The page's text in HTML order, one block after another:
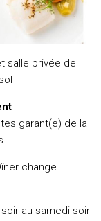
salle privée de
garant(e) de la
change
au samedi soir